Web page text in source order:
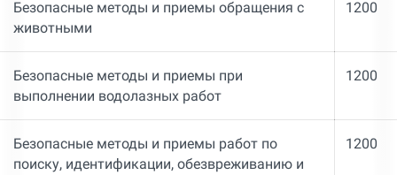
Безопасные методы и приемы обращения с
животными
1200
Безопасные методы и приемы при
выполнении водолазных работ
1200
Безопасные методы и приемы работ по
поиску, идентификации, обезвреживанию и
1200